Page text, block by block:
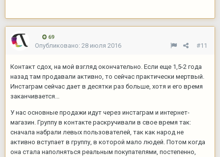
69
#11
Опубликовано: 28 июля 2016
Контакт сдох, на мой взгляд окончательно. Если еще 1,5-2 года
назад там продавали активно, то сейчас практически мертвый.
Инстаграм сейчас дает в десятки раз больше, хотя и его время
заканчивается...
У нас основные продажи идут через инстаграм и интернет-
магазин. Группу в контакте раскручивали в свое время так:
сначала набрали левых пользователей, так как народ не
активно вступает в группу, в которой мало людей. Потом когда
она стала наполняться реальным покупателями, постепенно,